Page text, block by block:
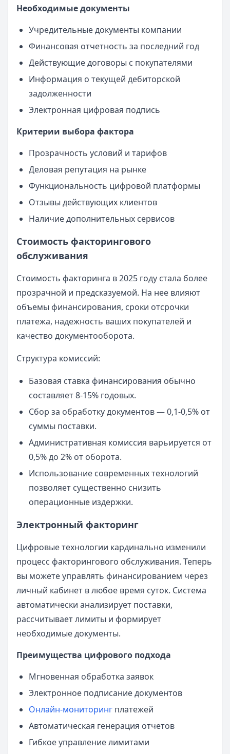
Необходимые документы
Учредительные документы компании
Финансовая отчетность за последний год
Действующие договоры с покупателями
Информация о текущей дебиторской
задолженности
Электронная цифровая подпись
Критерии выбора фактора
Прозрачность условий и тарифов
Деловая репутация на рынке
Функциональность цифровой платформы
Отзывы действующих клиентов
Наличие дополнительных сервисов
Стоимость факторингового
обслуживания
Стоимость факторинга в 2025 году стала более
прозрачной и предсказуемой. На нее влияют
объемы финансирования, сроки отсрочки
платежа, надежность ваших покупателей и
качество документооборота.
Структура комиссий:
Базовая ставка финансирования обычно
составляет 8-15% годовых.
Сбор за обработку документов — 0,1-0,5% от
суммы поставки.
Административная комиссия варьируется от
0,5% до 2% от оборота.
Использование современных технологий
позволяет существенно снизить
операционные издержки.
Электронный факторинг
Цифровые технологии кардинально изменили
процесс факторингового обслуживания. Теперь
вы можете управлять финансированием через
личный кабинет в любое время суток. Система
автоматически анализирует поставки,
рассчитывает лимиты и формирует
необходимые документы.
Преимущества цифрового подхода
Мгновенная обработка заявок
Электронное подписание документов
Онлайн-мониторинг платежей
Автоматическая генерация отчетов
Гибкое управление лимитами